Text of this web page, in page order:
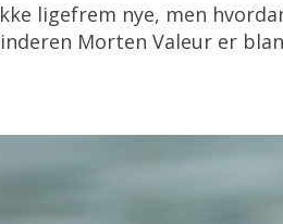
ligefrem nye, men
Morten Valeur er